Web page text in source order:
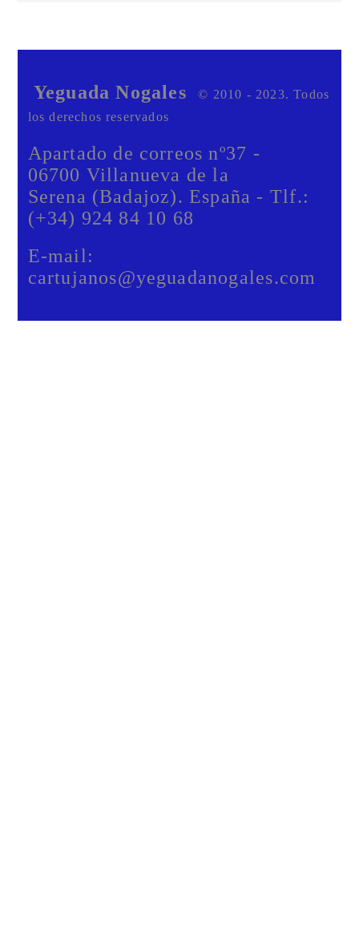
Yeguada Nogales© 2010 - 2023. Todos
los derechos reservados
Apartado de correos nº37 -
06700 Villanueva de la
Serena (Badajoz). España - Tlf.:
(+34) 924 84 10 68
E-mail:
cartujanos@yeguadanogales.com